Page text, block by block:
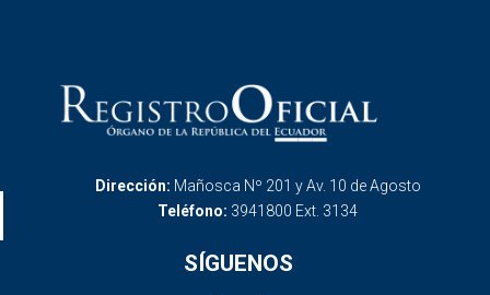
Dirección: Mañosca Nº 201 y Av. 10 de Agosto
Teléfono: 3941800 Ext. 3134
SÍGUENOS